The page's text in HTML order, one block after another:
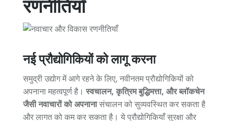
रणनीतियाँ
नई प्रौद्योगिकियों को लागू करना
समुद्री उद्योग में आगे रहने के लिए, नवीनतम प्रौद्योगिकियों को
अपनाना महत्वपूर्ण है।स्वचालन, कृत्रिम बुद्धिमत्ता, और ब्लॉकचेन
जैसी नवाचारों को अपनानासंचालन को सुव्यवस्थित कर सकता है
और लागत को कम कर सकता है। ये प्रौद्योगिकियाँ सुरक्षा और